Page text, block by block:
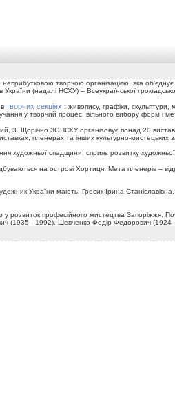
творчою організацією, яка
(надалі НСХУ) – Всеукраїнської
творчих секціях : живопису, графіки,
у творчий процес, вільного вибору форм і
Щорічно ЗОНСХУ організовує понад 20
пленерах та інших культурно-мистецьких
художньої спадщини, сприяє розвитку
на острові Хортиця. Мета пленерів –
України мають: Гресик Ірина
у розвиток професійного мистецтва Запоріжжя.
(1935 - 1992), Шевченко Федір Федорович